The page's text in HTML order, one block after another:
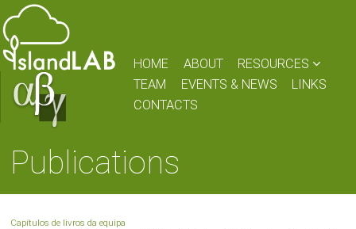
HOME ABOUT
RESOURCES
TEAM
EVENTS & NEWS
LINKS
CONTACTS
Publications
Capítulos de livros da equipa